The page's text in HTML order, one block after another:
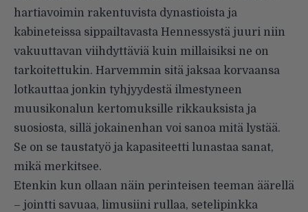
hartiavoimin rakentuvista dynastioista ja
kabineteissa sippailtavasta Hennessystä juuri niin
vakuuttavan viihdyttäviä kuin millaisiksi ne on
tarkoitettukin. Harvemmin sitä jaksaa korvaansa
lotkauttaa jonkin tyhjyydestä ilmestyneen
muusikonalun kertomuksille rikkauksista ja
suosiosta, sillä jokainenhan voi sanoa mitä lystää.
Se on se taustatyö ja kapasiteetti lunastaa sanat,
mikä merkitsee.
Etenkin kun ollaan näin perinteisen teeman äärellä
– jointti savuaa, limusiini rullaa, setelipinkka